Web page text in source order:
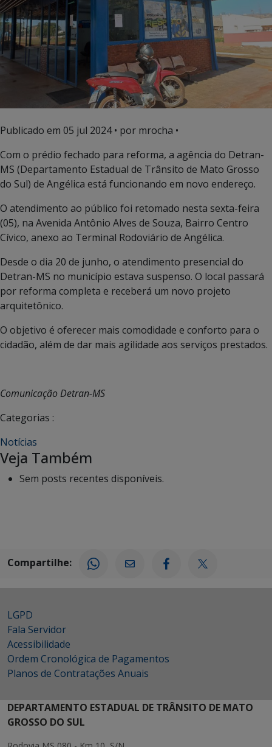
Publicado em 05 jul 2024• por mrocha •
Com o prédio fechado para reforma, a agência do Detran-
MS (Departamento Estadual de Trânsito de Mato Grosso
do Sul) de Angélica está funcionando em novo endereço.
O atendimento ao público foi retomado nesta sexta-feira
(05), na Avenida Antônio Alves de Souza, Bairro Centro
Cívico, anexo ao Terminal Rodoviário de Angélica.
Desde o dia 20 de junho, o atendimento presencial do
Detran-MS no município estava suspenso. O local passará
por reforma completa e receberá um novo projeto
arquitetônico.
O objetivo é oferecer mais comodidade e conforto para o
cidadão, além de dar mais agilidade aos serviços prestados.
Comunicação Detran-MS
Categorias :
Notícias
Veja Também
Sem posts recentes disponíveis.
Compartilhe:
LGPD
Fala Servidor
Acessibilidade
Ordem Cronológica de Pagamentos
Planos de Contratações Anuais
DEPARTAMENTO ESTADUAL DE TRÂNSITO DE MATO
GROSSO DO SUL